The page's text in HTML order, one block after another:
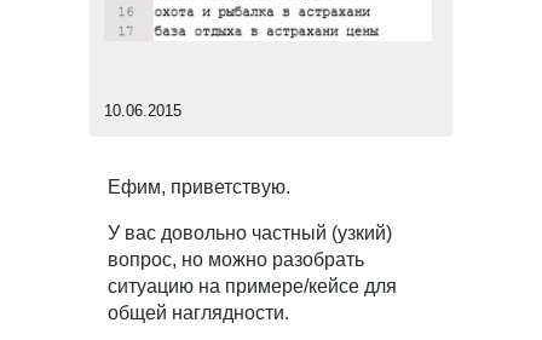
10.06.2015
Ефим, приветствую.
У вас довольно частный (узкий)
вопрос, но можно разобрать
ситуацию на примере/кейсе для
общей наглядности.